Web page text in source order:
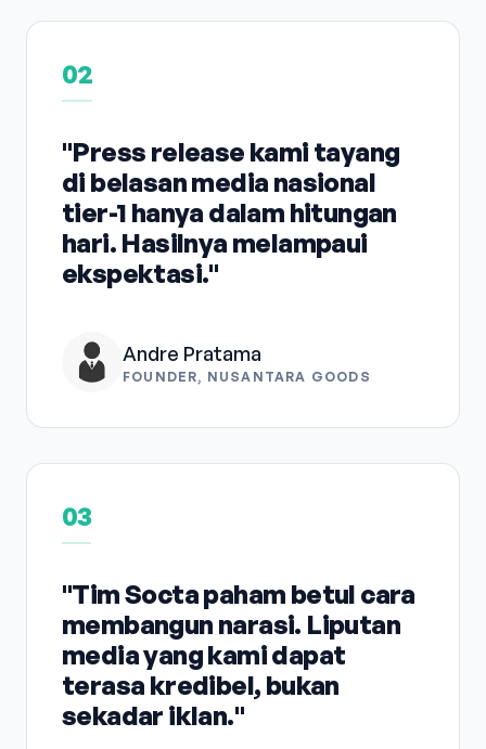
02
"Press release kami tayang
di belasan media nasional
tier-1 hanya dalam hitungan
hari. Hasilnya melampaui
ekspektasi."
Andre Pratama
FOUNDER, NUSANTARA GOODS
03
"Tim Socta paham betul cara
membangun narasi. Liputan
media yang kami dapat
terasa kredibel, bukan
sekadar iklan."